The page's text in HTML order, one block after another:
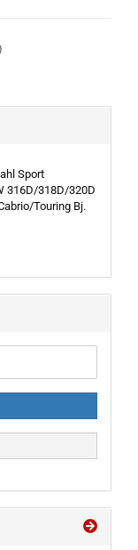
Sport
316D/318D/320D
Touring Bj.